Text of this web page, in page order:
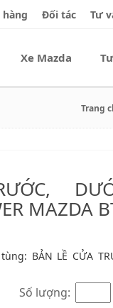
Đối tác Tư
Xe Mazda
MAZDA
BẢN LỀ CỬA
Số lượng: